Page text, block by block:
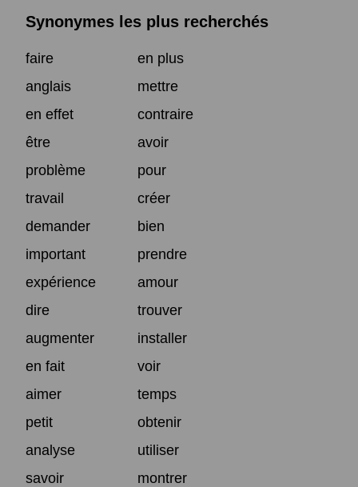
Synonymes les plus recherchés
faire
en plus
anglais
mettre
en effet
contraire
être
avoir
problème
pour
travail
créer
demander
bien
important
prendre
expérience
amour
dire
trouver
augmenter
installer
en fait
voir
aimer
temps
petit
obtenir
analyse
utiliser
savoir
montrer